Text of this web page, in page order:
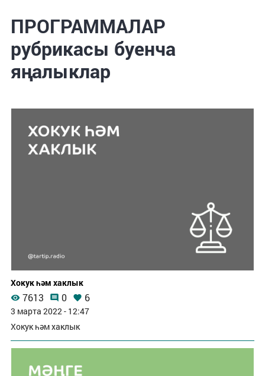
ПРОГРАММАЛАР
рубрикасы буенча
яңалыклар
Хокук һәм хаклык
7613 0 6
3 марта 2022 - 12:47
Хокук һәм хаклык